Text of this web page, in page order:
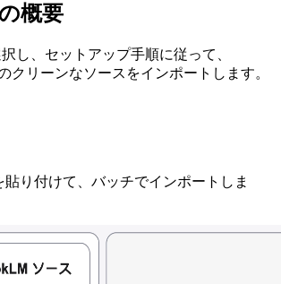
概要
し、セットアップ手順に従って、
クリーンなソースをインポートします。
貼り付けて、バッチでインポートしま